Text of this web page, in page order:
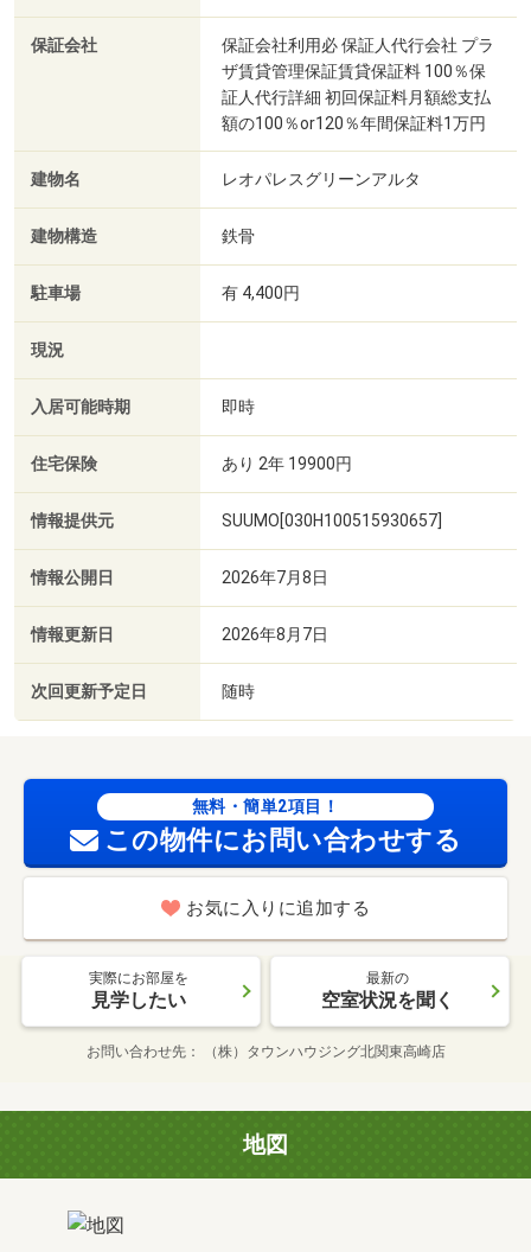
保証会社
保証会社利用必 保証人代行会社 プラ
ザ賃貸管理保証賃貸保証料 100％保
証人代行詳細 初回保証料月額総支払
額の100％or120％年間保証料1万円
建物名 レオパレスグリーンアルタ
建物構造 鉄骨
駐車場 有 4,400円
現況
入居可能時期 即時
住宅保険 あり 2年 19900円
情報提供元 SUUMO[030H100515930657]
情報公開日 2026年7月8日
情報更新日 2026年8月7日
次回更新予定日 随時
無料・簡単2項目！
この物件にお問い合わせする
お気に入りに追加する
実際にお部屋を
見学したい
最新の
空室状況を聞く
お問い合わせ先 （株）タウンハウジング北関東高崎店
地図